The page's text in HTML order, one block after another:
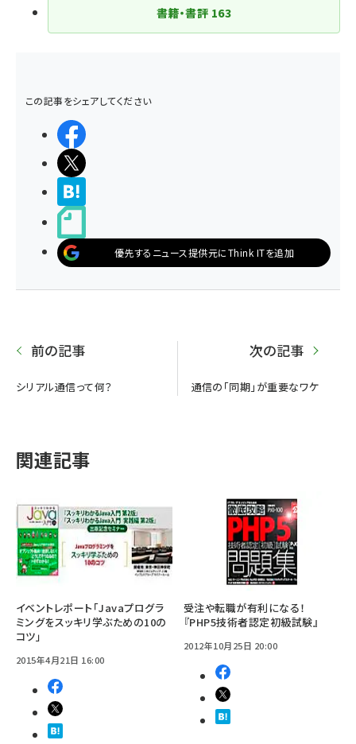
書籍・書評 163
この記事をシェアしてください
優先するニュース提供元にThink ITを追加
前の記事
シリアル通信って何？
次の記事
通信の「同期」が重要なワケ
関連記事
イベントレポート「Javaプログラ
ミングをスッキリ学ぶための10の
コツ」
2015年4月21日 16:00
受注や転職が有利になる！
『PHP5技術者認定初級試験』
2012年10月25日 20:00